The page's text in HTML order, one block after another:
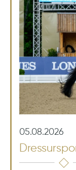
05.08.2026